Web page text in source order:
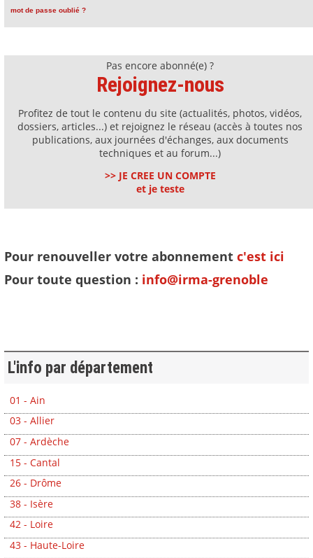
mot de passe oublié ?
Pas encore abonné(e) ?
Rejoignez-nous
Profitez de tout le contenu du site (actualités, photos, vidéos,
dossiers, articles...) et rejoignez le réseau (accès à toutes nos
publications, aux journées d'échanges, aux documents
techniques et au forum...)
>> JE CREE UN COMPTE
et je teste
Pour renouveller votre abonnement c'est ici
Pour toute question : info@irma-grenoble
L'info par département
01 - Ain
03 - Allier
07 - Ardèche
15 - Cantal
26 - Drôme
38 - Isère
42 - Loire
43 - Haute-Loire